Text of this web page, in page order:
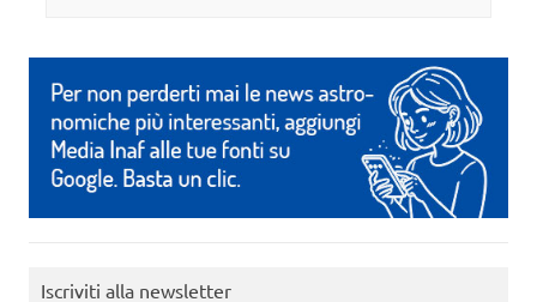
Iscriviti alla newsletter